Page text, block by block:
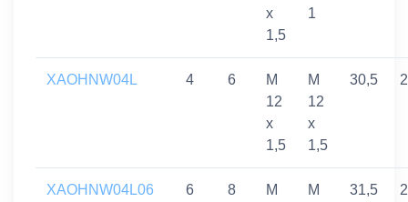
x
1,5
1
XAOHNW04L 4 6
M
12
x
1,5
M
12
x
1,5
30,5
XAOHNW04L06 6 8
M
M
31,5